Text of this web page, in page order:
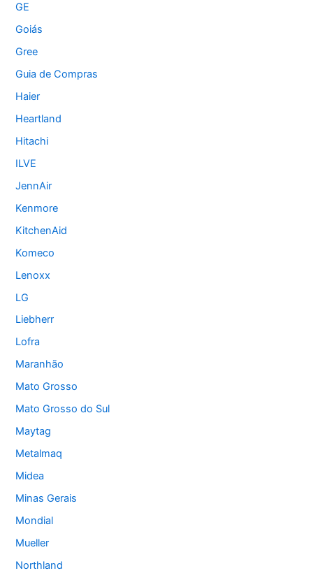
GE
Goiás
Gree
Guia de Compras
Haier
Heartland
Hitachi
ILVE
JennAir
Kenmore
KitchenAid
Komeco
Lenoxx
LG
Liebherr
Lofra
Maranhão
Mato Grosso
Mato Grosso do Sul
Maytag
Metalmaq
Midea
Minas Gerais
Mondial
Mueller
Northland